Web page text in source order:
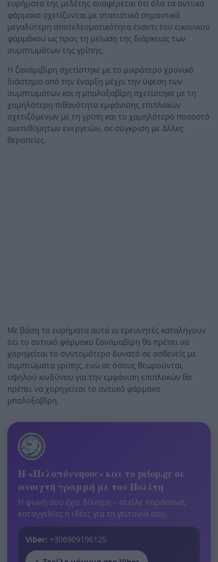
ευρήματα της μελέτης αναφέρεται ότι όλα τα αντιικά
φάρμακα σχετίζονται με στατιστικά σημαντικά
μεγαλύτερη αποτελεσματικότητα έναντι του εικονικού
φαρμάκου ως προς τη μείωση της διάρκειας των
συμπτωμάτων της γρίπης.
Η ζαναμιβίρη σχετίστηκε με το μικρότερο χρονικό
διάστημα από την έναρξη μέχρι την ύφεση των
συμπτωμάτων και η μπαλοξαβίρη σχετίστηκε με τη
χαμηλότερη πιθανότητα εμφάνισης επιπλοκών
σχετιζόμενων με τη γρίπη και το χαμηλότερο ποσοστό
ανεπιθύμητων ενεργειών, σε σύγκριση με άλλες
θεραπείες.
Με βάση τα ευρήματα αυτά οι ερευνητές καταλήγουν
ότι το αντιικό φάρμακο ζαναμαβίρη θα πρέπει να
χορηγείται το συντομότερο δυνατό σε ασθενείς με
συμπτώματα γρίπης, ενώ σε όσους θεωρούνται
υψηλού κινδύνου για την εμφάνιση επιπλοκών θα
πρέπει να χορηγείται το αντιικό φάρμακο
μπαλοξαβίρη.
Η «Πελοπόννησος» και το pelop.gr σε
ανοιχτή γραμμή με τον Πολίτη
Η φωνή σου έχει δύναμη – στείλε παράπονα,
καταγγελίες ή ιδέες για τη γειτονιά σου.
Viber: +306909196125